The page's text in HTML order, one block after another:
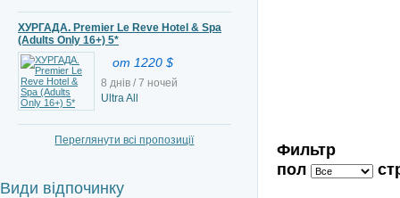
Фильтр
пол
ХУРГАДА. Premier Le Reve Hotel & Spa
(Adults Only 16+) 5*
от 1220 $
8 днів / 7 ночей
Ultra All
Переглянути всі пропозиції
Види відпочинку